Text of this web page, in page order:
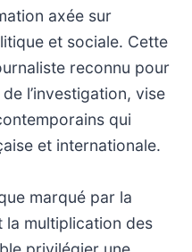
axée sur
et sociale. Cette
reconnu pour
l’investigation, vise
qui
et internationale.
marqué par la
la multiplication des